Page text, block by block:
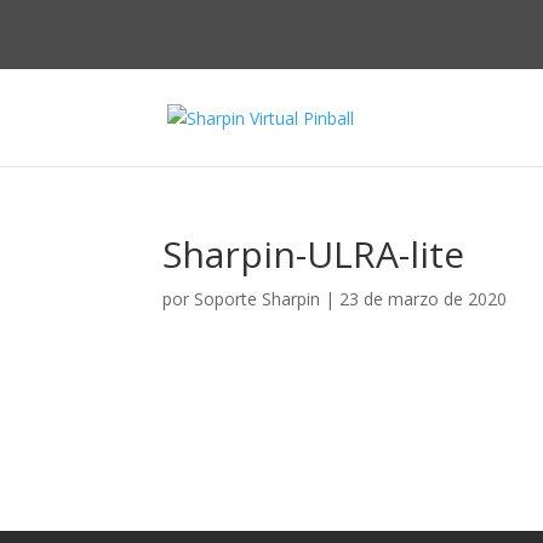
Sharpin-ULRA-lite
por Soporte Sharpin | 23 de marzo de 2020